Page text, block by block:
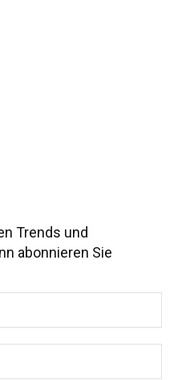
Trends und
abonnieren Sie